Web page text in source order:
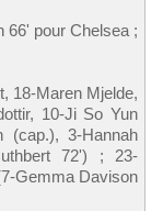
66' pour Chelsea ;
18-Maren Mjelde,
10-Ji So Yun
(cap.), 3-Hannah
72') ; 23-
Gemma Davison